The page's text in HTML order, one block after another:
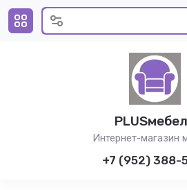
Интернет-магазин
+7 (952) 388-